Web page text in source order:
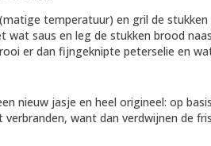
temperatuur) en gril de
wat saus en leg de stukken brood
er dan fijngeknipte peterselie en
nieuw jasje en heel origineel: op
verbranden, want dan verdwijnen de